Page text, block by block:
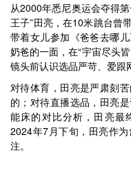
从2000年悉尼奥运会夺得
王子”田亮，在10米跳台曾
带着女儿参加《爸爸去哪
奶爸的一面，在“宇宙尽头
镜头前认识选品严苛、爱跟
对待体育，田亮是严肃刻
的；对待直播选品，田亮
能床的对比分析，田亮最
2024年7月下旬，田亮作
注。